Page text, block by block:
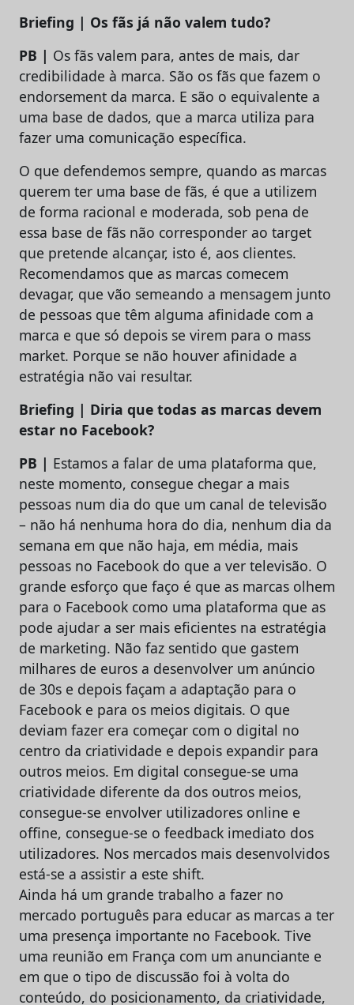
Briefing | Os fãs já não valem tudo?
PB | Os fãs valem para, antes de mais, dar
credibilidade à marca. São os fãs que fazem o
endorsement da marca. E são o equivalente a
uma base de dados, que a marca utiliza para
fazer uma comunicação específica.
O que defendemos sempre, quando as marcas
querem ter uma base de fãs, é que a utilizem
de forma racional e moderada, sob pena de
essa base de fãs não corresponder ao target
que pretende alcançar, isto é, aos clientes.
Recomendamos que as marcas comecem
devagar, que vão semeando a mensagem junto
de pessoas que têm alguma afinidade com a
marca e que só depois se virem para o mass
market. Porque se não houver afinidade a
estratégia não vai resultar.
Briefing | Diria que todas as marcas devem
estar no Facebook?
PB | Estamos a falar de uma plataforma que,
neste momento, consegue chegar a mais
pessoas num dia do que um canal de televisão
– não há nenhuma hora do dia, nenhum dia da
semana em que não haja, em média, mais
pessoas no Facebook do que a ver televisão. O
grande esforço que faço é que as marcas olhem
para o Facebook como uma plataforma que as
pode ajudar a ser mais eficientes na estratégia
de marketing. Não faz sentido que gastem
milhares de euros a desenvolver um anúncio
de 30s e depois façam a adaptação para o
Facebook e para os meios digitais. O que
deviam fazer era começar com o digital no
centro da criatividade e depois expandir para
outros meios. Em digital consegue-se uma
criatividade diferente da dos outros meios,
consegue-se envolver utilizadores online e
offine, consegue-se o feedback imediato dos
utilizadores. Nos mercados mais desenvolvidos
está-se a assistir a este shift.
Ainda há um grande trabalho a fazer no
mercado português para educar as marcas a ter
uma presença importante no Facebook. Tive
uma reunião em França com um anunciante e
em que o tipo de discussão foi à volta do
conteúdo, do posicionamento, da criatividade,